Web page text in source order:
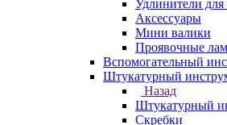
Удлинители для
Аксессуары
Мини валики
Проявочные
Вспомогательный
Штукатурный
Назад
Штукатурный
Скребки